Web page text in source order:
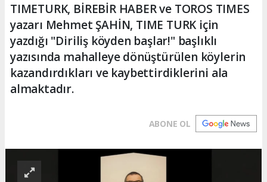
TIMETURK, BİREBİR HABER ve TOROS TIMES
yazarı Mehmet ŞAHİN, TIME TURK için
yazdığı "Diriliş köyden başlar!" başlıklı
yazısında mahalleye dönüştürülen köylerin
kazandırdıkları ve kaybettirdiklerini ala
almaktadır.
ABONE OL